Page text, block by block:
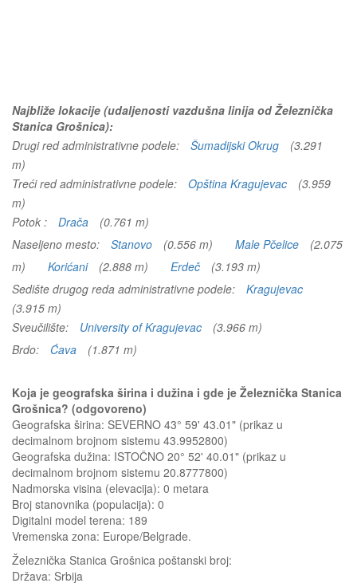
Najbliže lokacije (udaljenosti vazdušna linija od Železnička
Stanica Grošnica):
Drugi red administrativne podele:
Šumadijski Okrug
(3.291
m)
Treći red administrativne podele:
Opština Kragujevac
(3.959
m)
Potok :
Drača
(0.761 m)
Naseljeno mesto:
Stanovo (0.556 m) Male Pčelice
(2.075
m)
Korićani (2.888 m) Erdeč
(3.193 m)
Sedište drugog reda administrativne podele:
Kragujevac
(3.915 m)
Sveučilište:
University of Kragujevac
(3.966 m)
Brdo:
Ćava (1.871 m)
Koja je geografska širina i dužina i gde je Železnička Stanica
Grošnica? (odgovoreno)
Geografska širina: SEVERNO 43° 59' 43.01" (prikaz u
decimalnom brojnom sistemu 43.9952800)
Geografska dužina: ISTOČNO 20° 52' 40.01" (prikaz u
decimalnom brojnom sistemu 20.8777800)
Nadmorska visina (elevacija): 0 metara
Broj stanovnika (populacija): 0
Digitalni model terena: 189
Vremenska zona: Europe/Belgrade.
Železnička Stanica Grošnica poštanski broj:
Država: Srbija